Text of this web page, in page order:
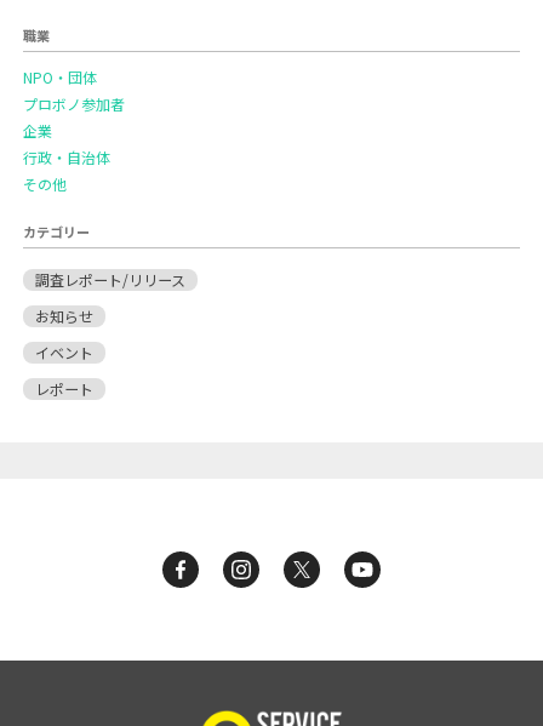
職業
NPO・団体
プロボノ参加者
企業
行政・自治体
その他
カテゴリー
調査レポート/リリース
お知らせ
イベント
レポート